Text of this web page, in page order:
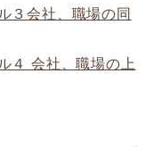
３会社、職場の同
４ 会社、職場の上